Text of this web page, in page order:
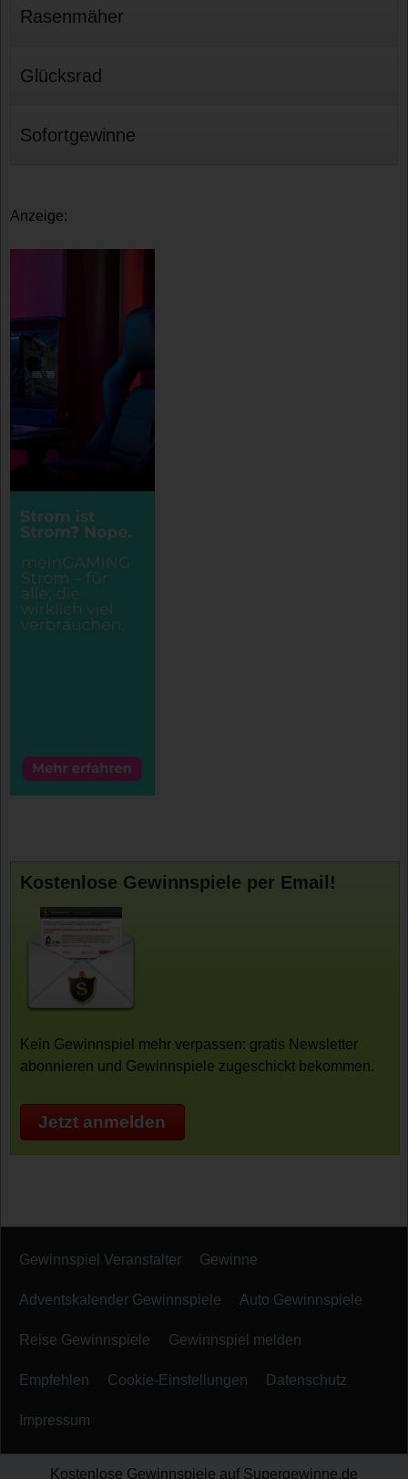
Rasenmäher
Glücksrad
Sofortgewinne
Anzeige:
Kostenlose Gewinnspiele per Email!
Kein Gewinnspiel mehr verpassen: gratis Newsletter
abonnieren und Gewinnspiele zugeschickt bekommen.
Jetzt anmelden
Gewinnspiel Veranstalter Gewinne
Adventskalender Gewinnspiele Auto Gewinnspiele
Reise Gewinnspiele Gewinnspiel melden
Empfehlen Cookie-Einstellungen Datenschutz
Impressum
Kostenlose Gewinnspiele auf Supergewinne.de